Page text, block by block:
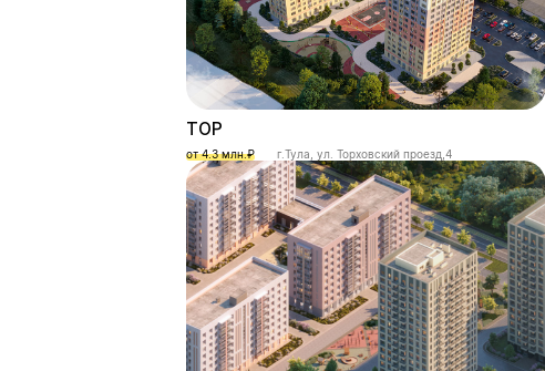
ТОР
от 4.3 млн.₽ г.Тула, ул. Торховский проезд,4